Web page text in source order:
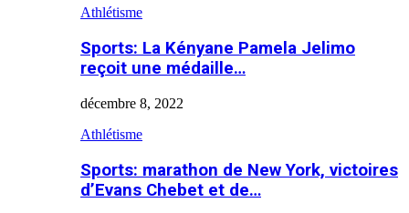
Athlétisme
Sports: La Kényane Pamela Jelimo
reçoit une médaille…
décembre 8, 2022
Athlétisme
Sports: marathon de New York, victoires
d’Evans Chebet et de…